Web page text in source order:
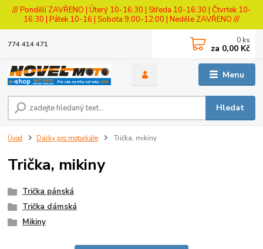
/// Pondělí ZAVŘENO | Úterý 10-16:30 | Středa 10-16:30 | Čtvrtek 10-
16:30 | Pátek 10-16 | Sobota 9:00-12:00 | Neděle ZAVŘENO ///
Menu
Hledat
774 414 471 0 ks
za 0,00 Kč
Úvod Dárky pro motorkáře Trička, mikiny
Trička, mikiny
Trička pánská
Trička dámská
Mikiny